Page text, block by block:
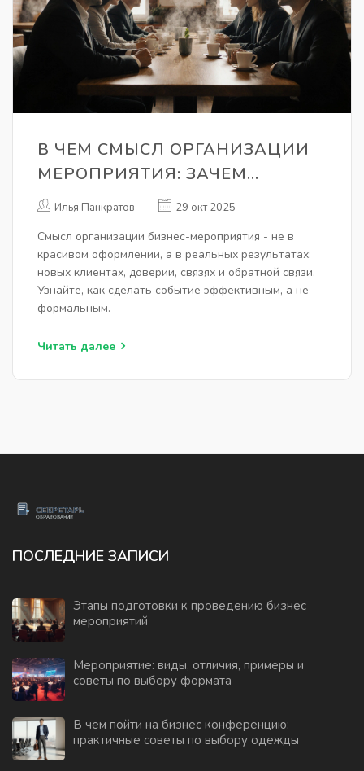
В ЧЕМ СМЫСЛ ОРГАНИЗАЦИИ
МЕРОПРИЯТИЯ: ЗАЧЕМ
ТРАТИТЬ ВРЕМЯ И ДЕНЬГИ НА
Илья Панкратов 29 окт 2025
Смысл организации бизнес-мероприятия - не в
красивом оформлении, а в реальных результатах:
новых клиентах, доверии, связях и обратной связи.
Узнайте, как сделать событие эффективным, а не
формальным.
Читать далее
ПОСЛЕДНИЕ ЗАПИСИ
Этапы подготовки к проведению бизнес
мероприятий
Мероприятие: виды, отличия, примеры и
советы по выбору формата
В чем пойти на бизнес конференцию:
практичные советы по выбору одежды